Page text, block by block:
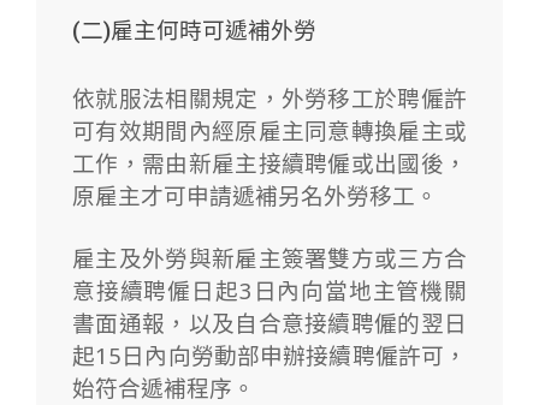
(二)雇主何時可遞補外勞
依就服法相關規定，外勞移工於聘僱許
可有效期間內經原雇主同意轉換雇主或
工作，需由新雇主接續聘僱或出國後，
原雇主才可申請遞補另名外勞移工。
雇主及外勞與新雇主簽署雙方或三方合
意接續聘僱日起3日內向當地主管機關
書面通報，以及自合意接續聘僱的翌日
起15日內向勞動部申辦接續聘僱許可，
始符合遞補程序。